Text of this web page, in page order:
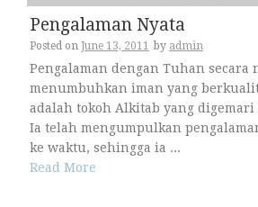
Pengalaman Nyata
Posted on June 13, 2011 by admin
Pengalaman dengan Tuhan secara
menumbuhkan iman yang
adalah tokoh Alkitab yang digemari
Ia telah mengumpulkan
ke waktu, sehingga ia ...
Read More